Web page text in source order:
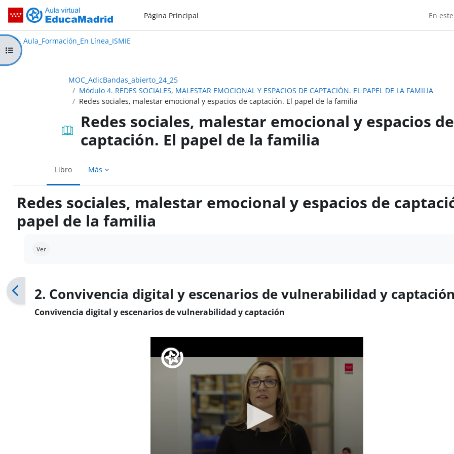
Aula_Formación_En Línea_ISMIEPágina Principal En
Aula Virtual de EducaMadrid:
Aula_Formación_En Línea_ISMIE
Abrir índice del curso
MOC_AdicBandas_abierto_24_25
Módulo 4. REDES SOCIALES, MALESTAR EMOCIONAL Y ESPACIOS DE CAPTACIÓN. EL PAPEL DE LA FAMILIA
Redes sociales, malestar emocional y espacios de captación. El papel de la familia
Redes sociales, malestar emocional y espacios de
captación. El papel de la familia
Libro Más
Redes sociales, malestar emocional y espacios de
papel de la familia
Ver
2. Convivencia digital y escenarios de vulnerabilidad y
Convivencia digital y escenarios de vulnerabilidad y captación